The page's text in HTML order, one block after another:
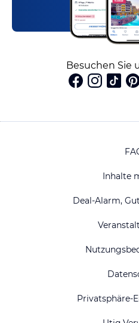
Besuchen Sie
Inhalte
Deal-Alarm,
Privatsphäre-